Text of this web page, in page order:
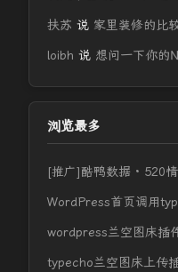
扶苏 说 家里装修的比
loibh 说 想问一下你的
浏览最多
[推广]酷鸭数据 · 520
WordPress首页调用
wordpress兰空图床插
typecho兰空图床上传